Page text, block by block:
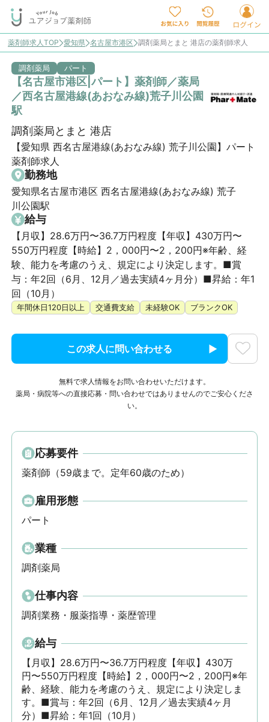
薬剤師求人TOP 愛知県 名古屋市港区 調剤薬局とまと 港店の薬剤師求人
調剤薬局 パート
【名古屋市港区|パート】薬剤師／薬局
／西名古屋港線(あおなみ線)荒子川公園
駅
調剤薬局とまと 港店
【愛知県 西名古屋港線(あおなみ線) 荒子川公園】パート
薬剤師求人
勤務地
愛知県名古屋市港区 西名古屋港線(あおなみ線) 荒子
川公園駅
給与
【月収】28.6万円〜36.7万円程度【年収】430万円〜
550万円程度【時給】2，000円〜2，200円※年齢、経
験、能力を考慮のうえ、規定により決定します。■賞
与：年2回（6月、12月／過去実績4ヶ月分）■昇給：年1
回（10月）
年間休日120日以上 交通費支給 未経験OK ブランクOK
この求人に問い合わせる
無料で求人情報をお問い合わせいただけます。
薬局・病院等への直接応募・問い合わせではありませんのでご安心くださ
い。
応募要件
薬剤師（59歳まで。定年60歳のため）
雇用形態
パート
業種
調剤薬局
仕事内容
調剤業務・服薬指導・薬歴管理
給与
【月収】28.6万円〜36.7万円程度【年収】430万
円〜550万円程度【時給】2，000円〜2，200円※年
齢、経験、能力を考慮のうえ、規定により決定しま
す。■賞与：年2回（6月、12月／過去実績4ヶ月
分）■昇給：年1回（10月）